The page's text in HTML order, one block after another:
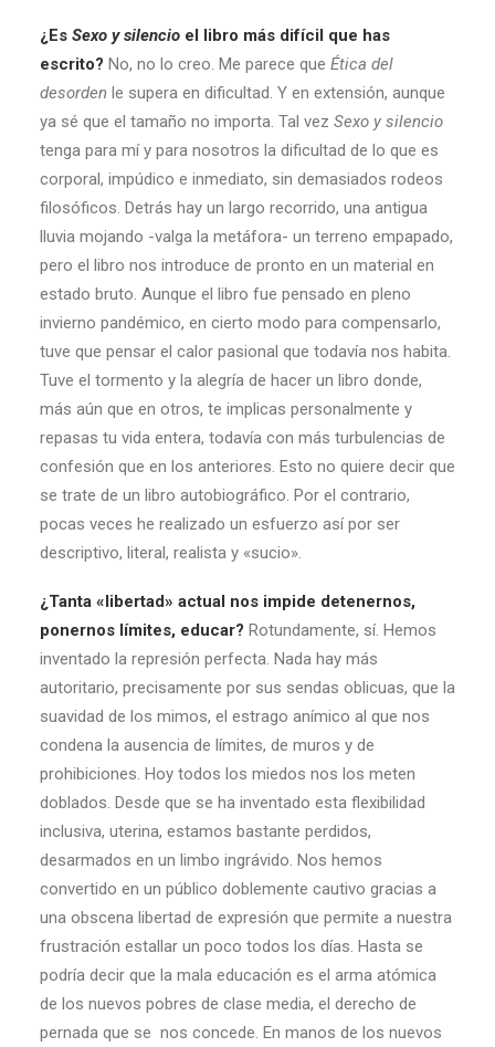
¿Es Sexo y silencio el libro más difícil que has
escrito? No, no lo creo. Me parece que Ética del
desorden le supera en dificultad. Y en extensión, aunque
ya sé que el tamaño no importa. Tal vez Sexo y silencio
tenga para mí y para nosotros la dificultad de lo que es
corporal, impúdico e inmediato, sin demasiados rodeos
filosóficos. Detrás hay un largo recorrido, una antigua
lluvia mojando -valga la metáfora- un terreno empapado,
pero el libro nos introduce de pronto en un material en
estado bruto. Aunque el libro fue pensado en pleno
invierno pandémico, en cierto modo para compensarlo,
tuve que pensar el calor pasional que todavía nos habita.
Tuve el tormento y la alegría de hacer un libro donde,
más aún que en otros, te implicas personalmente y
repasas tu vida entera, todavía con más turbulencias de
confesión que en los anteriores. Esto no quiere decir que
se trate de un libro autobiográfico. Por el contrario,
pocas veces he realizado un esfuerzo así por ser
descriptivo, literal, realista y «sucio».
¿Tanta «libertad» actual nos impide detenernos,
ponernos límites, educar? Rotundamente, sí. Hemos
inventado la represión perfecta. Nada hay más
autoritario, precisamente por sus sendas oblicuas, que la
suavidad de los mimos, el estrago anímico al que nos
condena la ausencia de límites, de muros y de
prohibiciones. Hoy todos los miedos nos los meten
doblados. Desde que se ha inventado esta flexibilidad
inclusiva, uterina, estamos bastante perdidos,
desarmados en un limbo ingrávido. Nos hemos
convertido en un público doblemente cautivo gracias a
una obscena libertad de expresión que permite a nuestra
frustración estallar un poco todos los días. Hasta se
podría decir que la mala educación es el arma atómica
de los nuevos pobres de clase media, el derecho de
pernada que se nos concede. En manos de los nuevos